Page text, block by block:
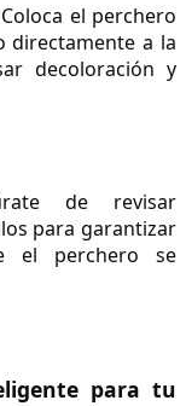
Coloca el perchero
directamente a la
decoloración y
de revisar
para garantizar
el perchero se
para tu